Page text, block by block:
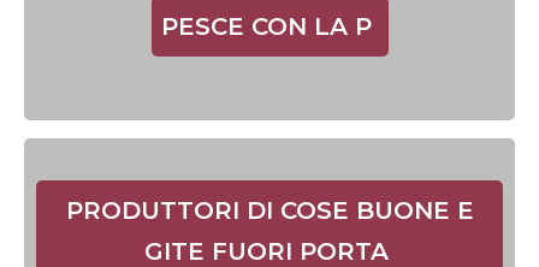
PESCE CON LA P
PRODUTTORI DI COSE BUONE E
GITE FUORI PORTA